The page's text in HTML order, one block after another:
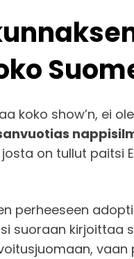
koko show’n, ei
on tullut paitsi
perheeseen
suoraan kirjoittaa